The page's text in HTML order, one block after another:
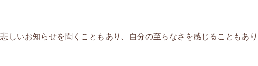
しいお知らせを聞くこともあり、自分の至らなさを感じることもあり